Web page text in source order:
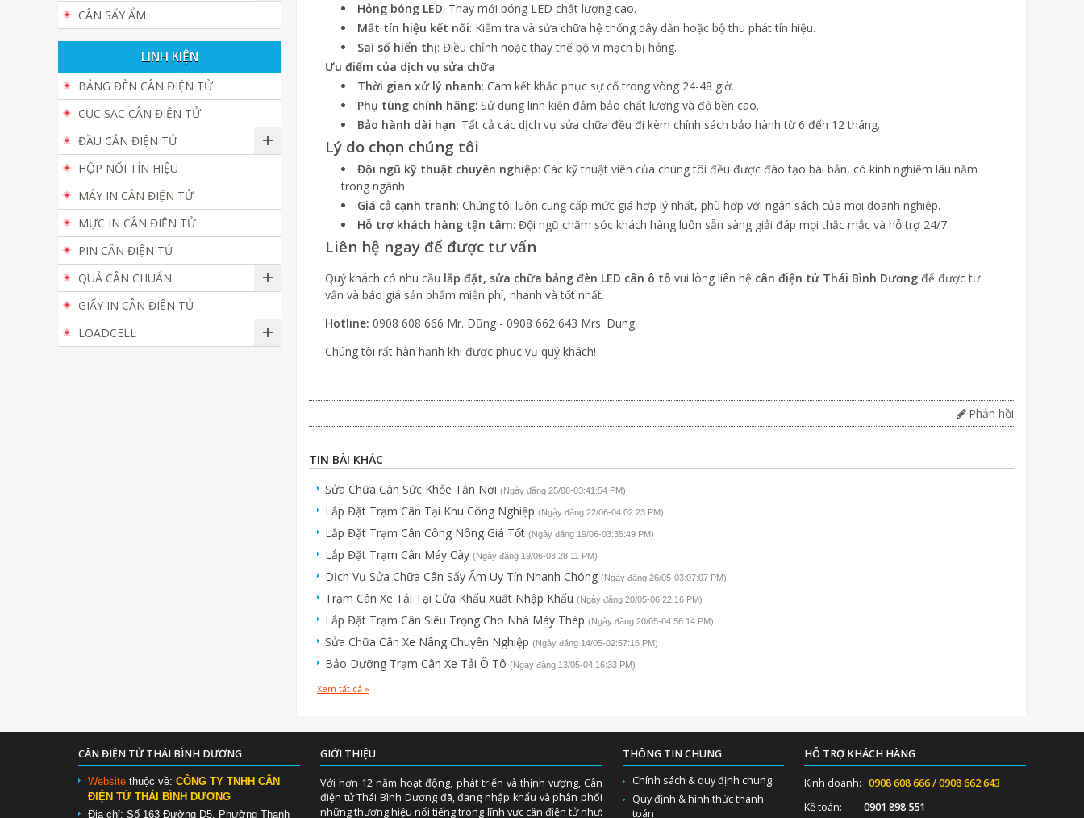
Hỏng bóng LED: Thay mới bóng LED chất lượng cao.
Mất tín hiệu kết nối: Kiểm tra và sửa chữa hệ thống dây dẫn hoặc bộ thu phát tín hiệu.
Sai số hiển thị: Điều chỉnh hoặc thay thế bộ vi mạch bị hỏng.
Ưu điểm của dịch vụ sửa chữa
Thời gian xử lý nhanh: Cam kết khắc phục sự cố trong vòng 24-48 giờ.
Phụ tùng chính hãng: Sử dụng linh kiện đảm bảo chất lượng và độ bền cao.
Bảo hành dài hạn: Tất cả các dịch vụ sửa chữa đều đi kèm chính sách bảo hành từ 6 đến 12 tháng.
Lý do chọn chúng tôi
Đội ngũ kỹ thuật chuyên nghiệp: Các kỹ thuật viên của chúng tôi đều được đào tạo bài bản, có kinh nghiệm lâu năm
trong ngành.
Giá cả cạnh tranh: Chúng tôi luôn cung cấp mức giá hợp lý nhất, phù hợp với ngân sách của mọi doanh nghiệp.
Hỗ trợ khách hàng tận tâm: Đội ngũ chăm sóc khách hàng luôn sẵn sàng giải đáp mọi thắc mắc và hỗ trợ 24/7.
Liên hệ ngay để được tư vấn
Quý khách có nhu cầu lắp đặt, sửa chữa bảng đèn LED cân ô tô vui lòng liên hệ cân điện tử Thái Bình Dương để được tư
vấn và báo giá sản phẩm miễn phí, nhanh và tốt nhất.
Hotline: 0908 608 666 Mr. Dũng - 0908 662 643 Mrs. Dung.
Chúng tôi rất hân hạnh khi được phục vụ quý khách!
Phản hồi
TIN BÀI KHÁC
Sửa Chữa Cân Sức Khỏe Tận Nơi (Ngày đăng 25/06-03:41:54 PM)
Lắp Đặt Trạm Cân Tại Khu Công Nghiệp (Ngày đăng 22/06-04:02:23 PM)
Lắp Đặt Trạm Cân Công Nông Giá Tốt (Ngày đăng 19/06-03:35:49 PM)
Lắp Đặt Trạm Cân Máy Cày (Ngày đăng 19/06-03:28:11 PM)
Dịch Vụ Sửa Chữa Cân Sấy Ẩm Uy Tín Nhanh Chóng (Ngày đăng 26/05-03:07:07 PM)
Trạm Cân Xe Tải Tại Cửa Khẩu Xuất Nhập Khẩu (Ngày đăng 20/05-06:22:16 PM)
Lắp Đặt Trạm Cân Siêu Trọng Cho Nhà Máy Thép (Ngày đăng 20/05-04:56:14 PM)
Sửa Chữa Cân Xe Nâng Chuyên Nghiệp (Ngày đăng 14/05-02:57:16 PM)
Bảo Dưỡng Trạm Cân Xe Tải Ô Tô (Ngày đăng 13/05-04:16:33 PM)
Xem tất cả »
CÂN SẤY ẨM
LINH KIỆN
BẢNG ĐÈN CÂN ĐIỆN TỬ
CỤC SẠC CÂN ĐIỆN TỬ
ĐẦU CÂN ĐIỆN TỬ
HỘP NỐI TÍN HIỆU
MÁY IN CÂN ĐIỆN TỬ
MỰC IN CÂN ĐIỆN TỬ
PIN CÂN ĐIỆN TỬ
QUẢ CÂN CHUẨN
GIẤY IN CÂN ĐIỆN TỬ
LOADCELL
CÂN ĐIỆN TỬ THÁI BÌNH DƯƠNG
Website thuộc về: CÔNG TY TNHH CÂN
ĐIỆN TỬ THÁI BÌNH DƯƠNG
Địa chỉ: Số 163 Đường D5, Phường Thạnh
GIỚI THIỆU
Với hơn 12 năm hoạt động, phát triển và thịnh vượng, Cân
điện tử Thái Bình Dương đã, đang nhập khẩu và phân phối
những thương hiệu nổi tiếng trong lĩnh vực cân điện tử như:
THÔNG TIN CHUNG
Chính sách & quy định chung
Quy định & hình thức thanh
toán
HỖ TRỢ KHÁCH HÀNG
Kinh doanh: 0908 608 666 / 0908 662 643
Kế toán: 0901 898 551